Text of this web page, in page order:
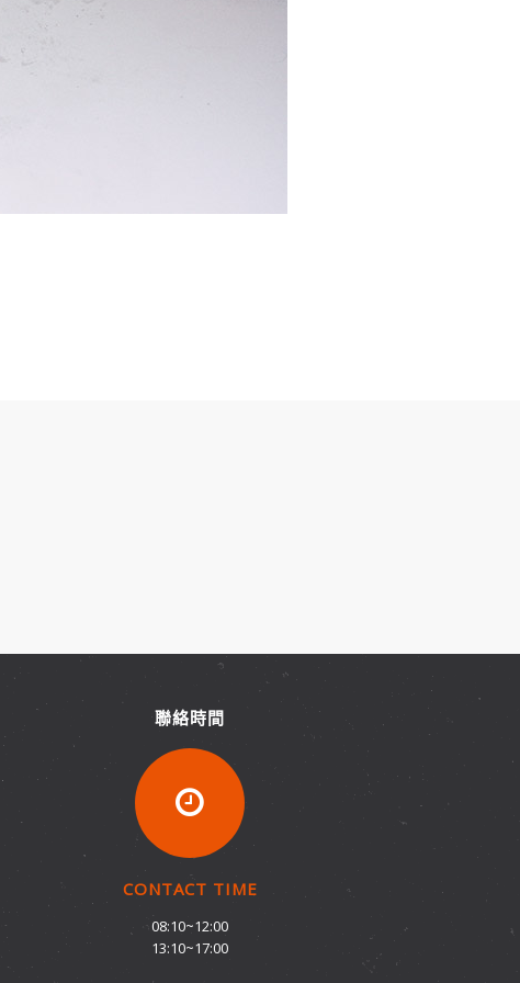
聯絡時間
CONTACT TIME
08:10~12:00
13:10~17:00